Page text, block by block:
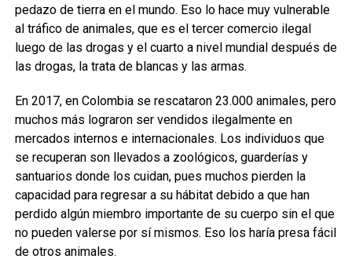
pedazo de tierra en el mundo. Eso lo hace muy vulnerable
al tráfico de animales, que es el tercer comercio ilegal
luego de las drogas y el cuarto a nivel mundial después de
las drogas, la trata de blancas y las armas.
En 2017, en Colombia se rescataron 23.000 animales, pero
muchos más lograron ser vendidos ilegalmente en
mercados internos e internacionales. Los individuos que
se recuperan son llevados a zoológicos, guarderías y
santuarios donde los cuidan, pues muchos pierden la
capacidad para regresar a su hábitat debido a que han
perdido algún miembro importante de su cuerpo sin el que
no pueden valerse por sí mismos. Eso los haría presa fácil
de otros animales.